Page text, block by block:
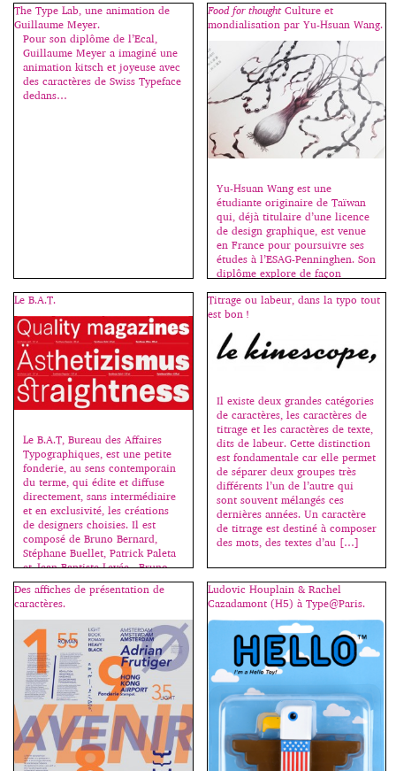
The Type Lab, une animation de
Guillaume Meyer.
Pour son diplôme de l’Ecal,
Guillaume Meyer a imaginé une
animation kitsch et joyeuse avec
des caractères de Swiss Typeface
dedans…
Food for thoughtCulture et
mondialisation par Yu-Hsuan Wang.
Yu-Hsuan Wang est une
étudiante originaire de Taïwan
qui, déjà titulaire d’une licence
de design graphique, est venue
en France pour poursuivre ses
études à l’ESAG-Penninghen. Son
diplôme explore de façon
apportés par la mondialisation
et le métissage des cultures. À
partir de la cuisine, il construit
une sorte de métaphore pour
[…]
Le B.A.T.
Le B.A.T, Bureau des Affaires
Typographiques, est une petite
fonderie, au sens contemporain
du terme, qui édite et diffuse
directement, sans intermédiaire
et en exclusivité, les créations
de designers choisies. Il est
composé de Bruno Bernard,
Stéphane Buellet, Patrick Paleta
et Jean-Baptiste Levée, Bruno
Bernard – Patrick Paleta et Jean-
Baptiste Levée étant diplômés de
l’atelier de création
typographique de l’école […]
Titrage ou labeur, dans la typo tout
est bon !
Il existe deux grandes catégories
de caractères, les caractères de
titrage et les caractères de texte,
dits de labeur. Cette distinction
est fondamentale car elle permet
de séparer deux groupes très
différents l’un de l’autre qui
sont souvent mélangés ces
dernières années. Un caractère
de titrage est destiné à composer
des mots, des textes d’au […]
Des affiches de présentation de
caractères.
Ludovic Houplain & Rachel
Cazadamont (H5) à Type@Paris.